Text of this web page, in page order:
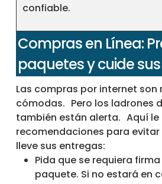
confiable.
Compras en Línea:
paquetes y cuide
Las compras por internet son
cómodas. Pero los ladrones
también están alerta. Aquí le
recomendaciones para evitar
lleve sus entregas:
Pida que se requiera
paquete. Si no estará en